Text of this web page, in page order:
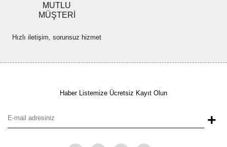
MUTLU
MÜŞTERİ
Hızlı iletişim, sorunsuz hizmet
Haber Listemize Ücretsiz Kayıt Olun
+